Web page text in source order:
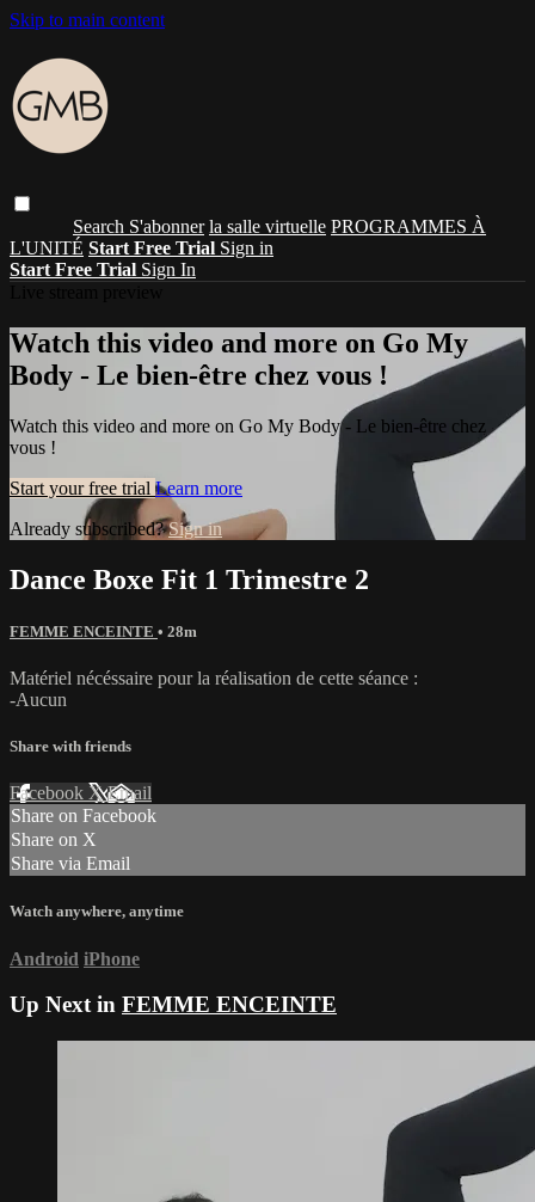
Skip to main content
Search S'abonner la salle virtuelle PROGRAMMES À
L'UNITÉ Start Free Trial Sign in
Start Free Trial Sign In
Watch this video and more on Go My
Body - Le bien-être chez vous !
Watch this video and more on Go My Body - Le bien-être chez
vous !
Start your free trial Learn more
Already subscribed?Sign in
Dance Boxe Fit 1 Trimestre 2
FEMME ENCEINTE • 28m
Matériel nécéssaire pour la réalisation de cette séance :
-Aucun
Share with friends
Facebook XEmail
Share on Facebook
Share on X
Share via Email
Watch anywhere, anytime
Android iPhone
Up Next in FEMME ENCEINTE